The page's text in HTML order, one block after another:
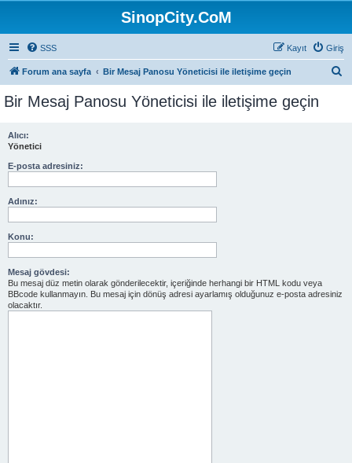
SinopCity.CoM
SSS Giriş
Kayıt
Forum ana sayfa Bir Mesaj Panosu Yöneticisi ile iletişime geçin
Bir Mesaj Panosu Yöneticisi ile iletişime geçin
Alıcı:
Yönetici
E-posta adresiniz:
Adınız:
Konu:
Mesaj gövdesi:
Bu mesaj düz metin olarak gönderilecektir, içeriğinde herhangi bir HTML kodu veya
BBcode kullanmayın. Bu mesaj için dönüş adresi ayarlamış olduğunuz e-posta adresiniz
olacaktır.